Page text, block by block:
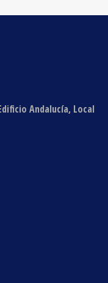
Andalucía, Local